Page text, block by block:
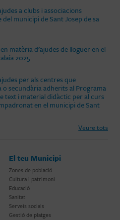
a clubs i associacions
municipi de Sant Josep de sa
matèria d’ajudes de lloguer en el
2025
per als centres que
secundària adherits al Programa
text i material didàctic per al curs
en el municipi de Sant
Veure tots
El teu Municipi
Zones de població
Cultura i patrimoni
Educació
Sanitat
Serveis socials
Gestió de platges